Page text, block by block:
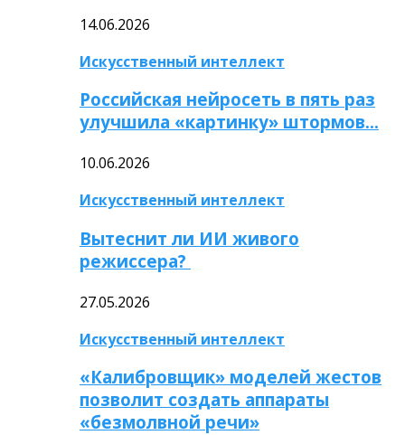
14.06.2026
Искусственный интеллект
Российская нейросеть в пять раз
улучшила «картинку» штормов…
10.06.2026
Искусственный интеллект
Вытеснит ли ИИ живого
режиссера?
27.05.2026
Искусственный интеллект
«Калибровщик» моделей жестов
позволит создать аппараты
«безмолвной речи»